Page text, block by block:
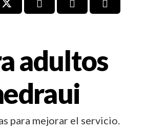
adultos
para mejorar el servicio.